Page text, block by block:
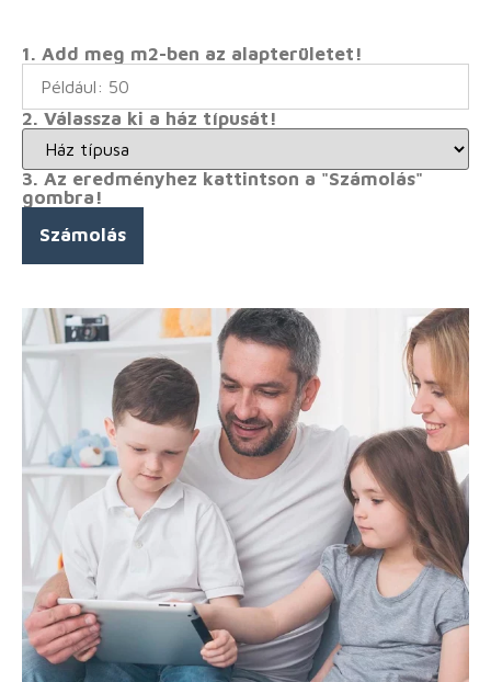
1. Add meg m2-ben az alapterületet!
2. Válassza ki a ház típusát!
3. Az eredményhez kattintson a "Számolás"
gombra!
Számolás